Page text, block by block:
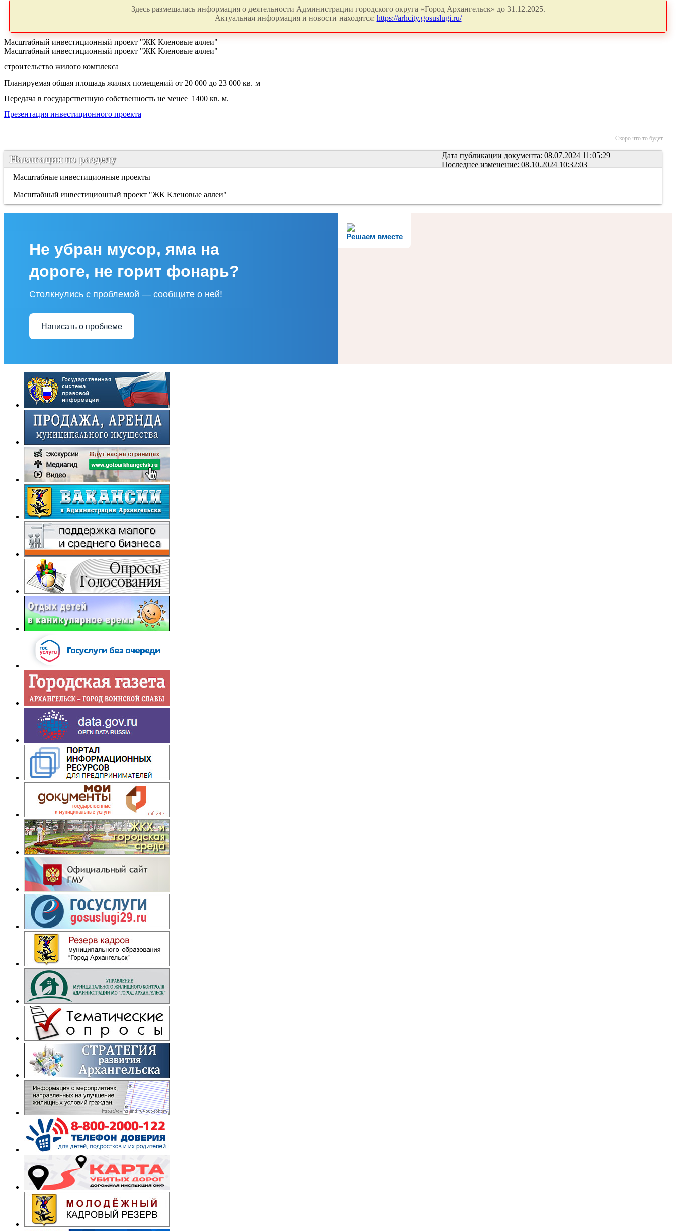
Здесь размещалась информация о деятельности Администрации городского округа «Город Архангельск» до 31.12.2025.
Актуальная информация и новости находятся: https://arhcity.gosuslugi.ru/
Масштабный инвестиционный проект "ЖК Кленовые аллеи"
Масштабный инвестиционный проект "ЖК Кленовые аллеи"
строительство жилого комплекса
Планируемая общая площадь жилых помещений от 20 000 до 23 000 кв. м
Передача в государственную собственность не менее 1400 кв. м.
Презентация инвестиционного проекта
Скоро что то будет...
Дата публикации документа: 08.07.2024 11:05:29
Последнее изменение: 08.10.2024 10:32:03
Навигация по разделу
Масштабные инвестиционные проекты
Масштабный инвестиционный проект "ЖК Кленовые аллеи"
Решаем вместе
Не убран мусор, яма на
дороге, не горит фонарь?
Столкнулись с проблемой — сообщите о ней!
Написать о проблеме